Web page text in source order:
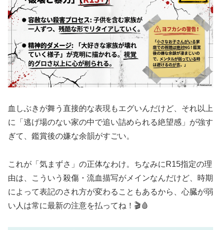
血しぶきが舞う直接的な表現もエグいんだけど、それ以上
に「逃げ場のない家の中で追い詰められる絶望感」が強す
ぎて、鑑賞後の嫌な余韻がすごい。
これが「気まずさ」の正体なわけ。ちなみにR15指定の理
由は、こういう殺傷・流血描写がメインなんだけど、時期
によって表記のされ方が変わることもあるから、心臓が弱
い人は常に最新の注意を払ってね！🎬🩸